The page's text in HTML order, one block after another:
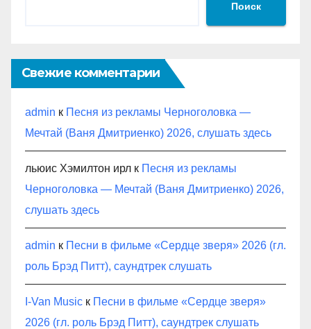
Поиск
Свежие комментарии
admin к Песня из рекламы Черноголовка —
Мечтай (Ваня Дмитриенко) 2026, слушать здесь
льюис Хэмилтон ирл к Песня из рекламы
Черноголовка — Мечтай (Ваня Дмитриенко) 2026,
слушать здесь
admin к Песни в фильме «Сердце зверя» 2026 (гл.
роль Брэд Питт), саундтрек слушать
I-Van Music к Песни в фильме «Сердце зверя»
2026 (гл. роль Брэд Питт), саундтрек слушать